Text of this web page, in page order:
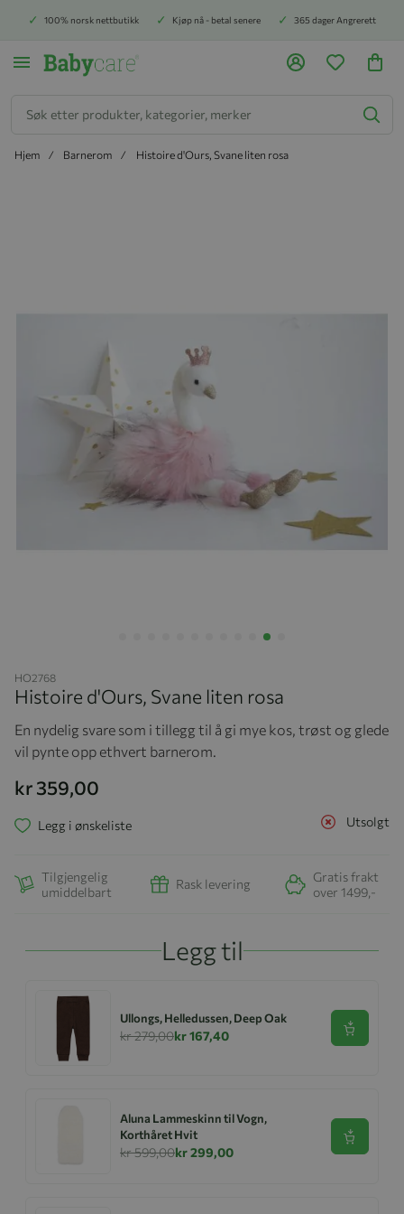
100% norsk nettbutikk Kjøp nå - betal senere 365 dager Angrerett
Hjem Barnerom Histoire d'Ours, Svane liten rosa
HO2768
Histoire d'Ours, Svane liten rosa
En nydelig svare som i tillegg til å gi mye kos, trøst og glede
vil pynte opp ethvert barnerom.
kr 359,00
Utsolgt
Legg i ønskeliste
Tilgjengelig
umiddelbart
Rask levering
Gratis frakt
over 1499,-
Legg til
Ullongs, Helledussen, Deep Oak
kr 279,00kr 167,40 Se
Aluna Lammeskinn til Vogn,
Korthåret Hvit
kr 599,00kr 299,00
Se